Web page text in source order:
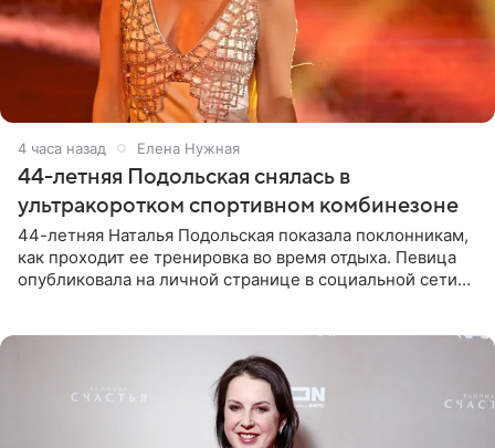
4 часа назад Елена Нужная
44-летняя Подольская снялась в
ультракоротком спортивном комбинезоне
44-летняя Наталья Подольская показала поклонникам,
как проходит ее тренировка во время отдыха. Певица
опубликовала на личной странице в социальной сети